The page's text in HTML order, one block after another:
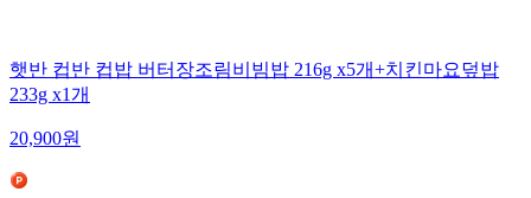
햇반 컵반 컵밥 버터장조림비빔밥 216g x5개+치킨마요덮밥
233g x1개
20,900원